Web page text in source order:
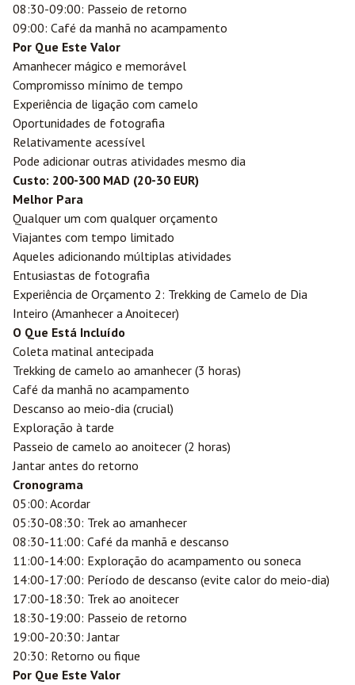
08:30-09:00: Passeio de retorno
09:00: Café da manhã no acampamento
Por Que Este Valor
Amanhecer mágico e memorável
Compromisso mínimo de tempo
Experiência de ligação com camelo
Oportunidades de fotografia
Relativamente acessível
Pode adicionar outras atividades mesmo dia
Custo: 200-300 MAD (20-30 EUR)
Melhor Para
Qualquer um com qualquer orçamento
Viajantes com tempo limitado
Aqueles adicionando múltiplas atividades
Entusiastas de fotografia
Experiência de Orçamento 2: Trekking de Camelo de Dia
Inteiro (Amanhecer a Anoitecer)
O Que Está Incluído
Coleta matinal antecipada
Trekking de camelo ao amanhecer (3 horas)
Café da manhã no acampamento
Descanso ao meio-dia (crucial)
Exploração à tarde
Passeio de camelo ao anoitecer (2 horas)
Jantar antes do retorno
Cronograma
05:00: Acordar
05:30-08:30: Trek ao amanhecer
08:30-11:00: Café da manhã e descanso
11:00-14:00: Exploração do acampamento ou soneca
14:00-17:00: Período de descanso (evite calor do meio-dia)
17:00-18:30: Trek ao anoitecer
18:30-19:00: Passeio de retorno
19:00-20:30: Jantar
20:30: Retorno ou fique
Por Que Este Valor